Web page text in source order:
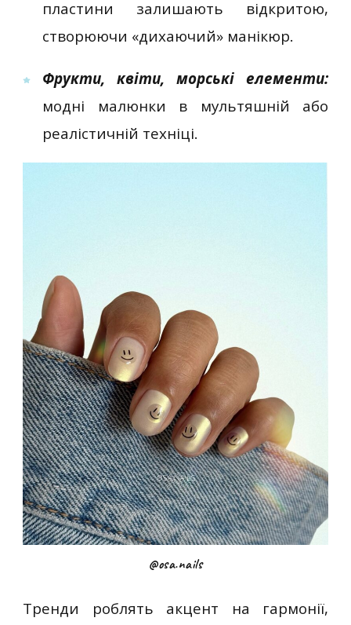
пластини залишають відкритою,
створюючи «дихаючий» манікюр.
Фрукти, квіти, морські елементи:
модні малюнки в мультяшній або
реалістичній техніці.
@osa.nails
Тренди роблять акцент на гармонії,